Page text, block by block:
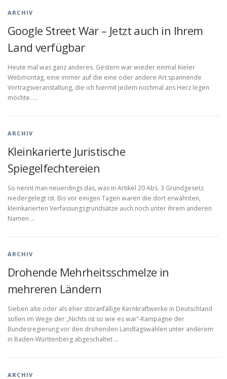
ARCHIV
Google Street War – Jetzt auch in Ihrem
Land verfügbar
Heute mal was ganz anderes. Gestern war wieder einmal Kieler
Webmontag, eine immer auf die eine oder andere Art spannende
Vortragsveranstaltung, die ich hiermit jedem nochmal ans Herz legen
möchte. …
ARCHIV
Kleinkarierte Juristische
Spiegelfechtereien
So nennt man neuerdings das, was in Artikel 20 Abs. 3 Grundgesetz
niedergelegt ist. Bis vor einigen Tagen waren die dort erwähnten,
kleinkarierten Verfassungsgrundsätze auch noch unter ihrem anderen
Namen …
ARCHIV
Drohende Mehrheitsschmelze in
mehreren Ländern
Sieben alte oder als eher störanfällige Kernkraftwerke in Deutschland
sollen im Wege der „Nichts ist so wie es war“-Kampagne der
Bundesregierung vor den drohenden Landtagswahlen unter anderem
in Baden-Württenberg abgeschaltet …
ARCHIV